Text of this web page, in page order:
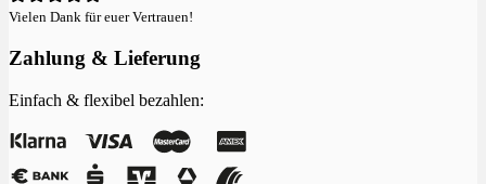
Vielen Dank für euer Vertrauen!
Zahlung & Lieferung
Einfach & flexibel bezahlen: